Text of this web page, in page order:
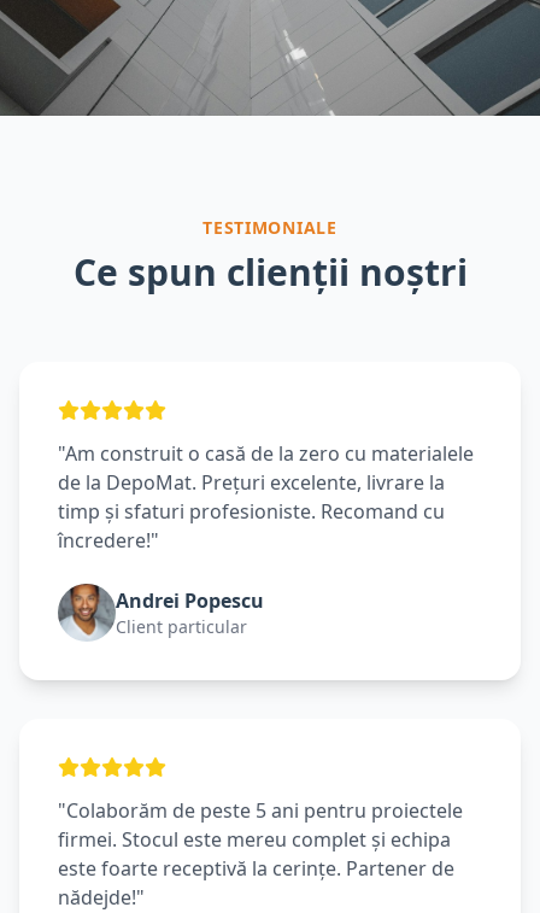
TESTIMONIALE
Ce spun clienții noștri
"Am construit o casă de la zero cu materialele
de la DepoMat. Prețuri excelente, livrare la
timp și sfaturi profesioniste. Recomand cu
încredere!"
Andrei Popescu
Client particular
"Colaborăm de peste 5 ani pentru proiectele
firmei. Stocul este mereu complet și echipa
este foarte receptivă la cerințe. Partener de
nădejde!"